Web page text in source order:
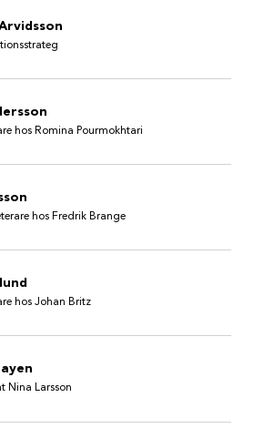
hos Romina Pourmokhtari
hos Fredrik Brange
hos Johan Britz
Nina Larsson